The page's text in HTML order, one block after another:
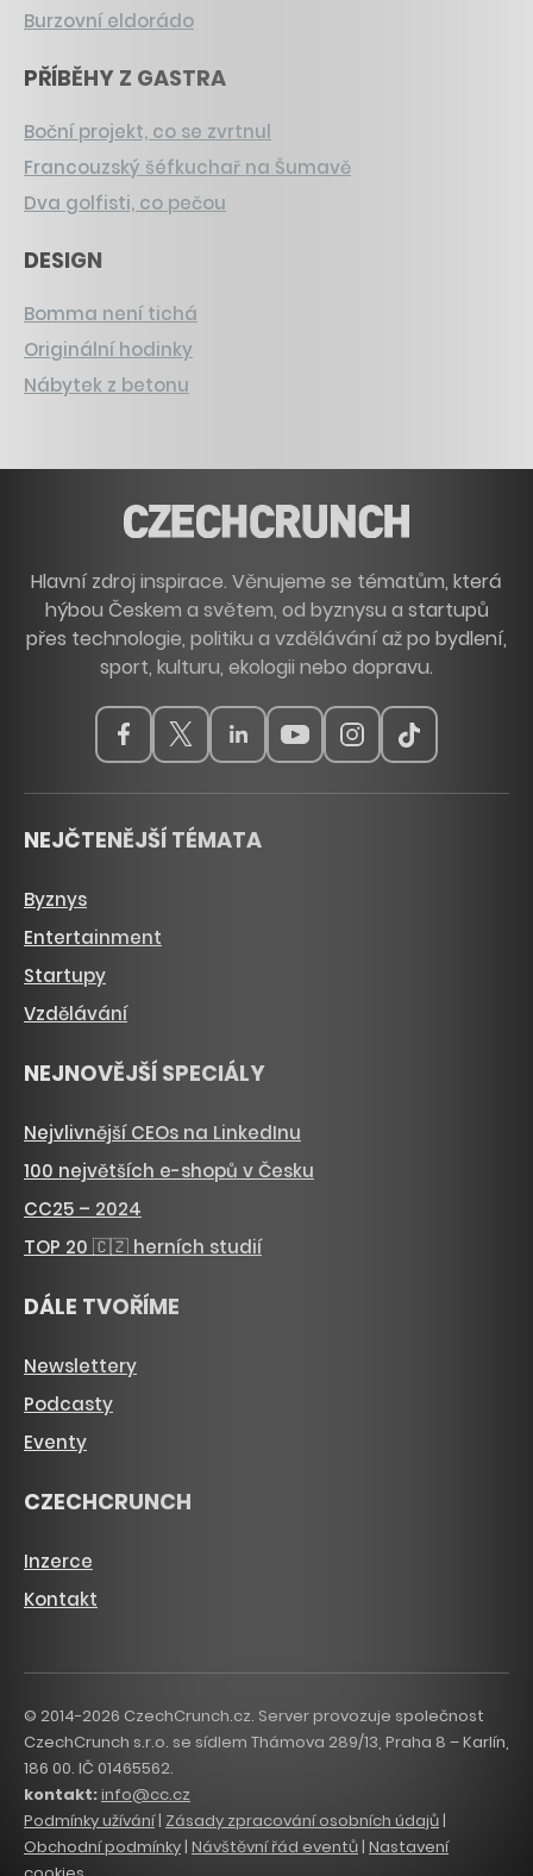
Burzovní eldorádo
PŘÍBĚHY Z GASTRA
Boční projekt, co se zvrtnul
Francouzský šéfkuchař na Šumavě
Dva golfisti, co pečou
DESIGN
Bomma není tichá
Originální hodinky
Nábytek z betonu
Hlavní zdroj inspirace. Věnujeme se tématům, která
hýbou Českem a světem, od byznysu a startupů
přes technologie, politiku a vzdělávání až po bydlení,
sport, kulturu, ekologii nebo dopravu.
NEJČTENĚJŠÍ TÉMATA
Byznys
Entertainment
Startupy
Vzdělávání
NEJNOVĚJŠÍ SPECIÁLY
Nejvlivnější CEOs na LinkedInu
100 největších e-shopů v Česku
CC25 – 2024
TOP 20 🇨🇿 herních studií
DÁLE TVOŘÍME
Newslettery
Podcasty
Eventy
CZECHCRUNCH
Inzerce
Kontakt
© 2014-2026 CzechCrunch.cz. Server provozuje společnost
CzechCrunch s.r.o. se sídlem Thámova 289/13, Praha 8 – Karlín,
186 00. IČ 01465562.
kontakt:info@cc.cz
Podmínky užívání| Zásady zpracování osobních údajů|
Obchodní podmínky| Návštěvní řád eventů | Nastavení